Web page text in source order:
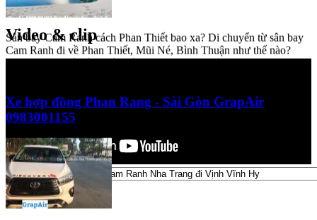
Sân bay Cam Ranh cách Phan Thiết bao xa? Di chuyển từ sân bay
Cam Ranh đi về Phan Thiết, Mũi Né, Bình Thuận như thế nào?
GrapAir chia sẻ với Quý khách…
Xe hợp đồng Phan Rang - Sài Gòn GrapAir
0983001155
Video & clip
Video & clip
Yêu cầu báo giá